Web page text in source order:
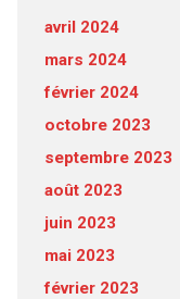
avril 2024
mars 2024
février 2024
octobre 2023
septembre 2023
août 2023
juin 2023
mai 2023
février 2023